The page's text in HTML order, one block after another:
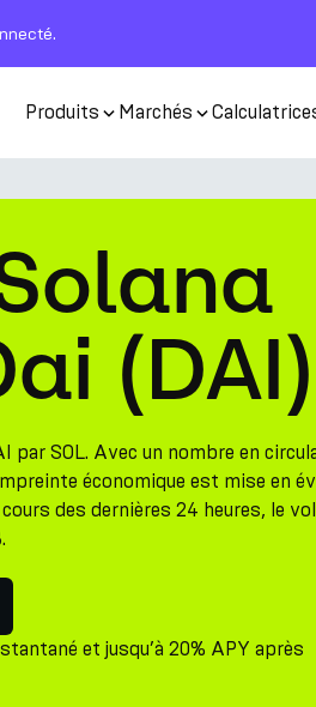
Produits Marchés
(DAI)
par SOL. Avec un nombre en
économique est mise en
des dernières 24 heures, le
et jusqu’à 20% APY après